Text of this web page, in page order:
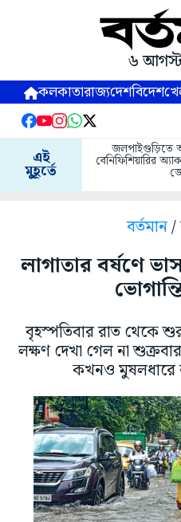
৬
কলকাতারাজ্যদেশবিদেশ
এই
মুহূর্তে
জলপাইগুড়িতে
বেনিফিশিয়ারির
বর্তমান/
লাগাতার বর্ষণে
বৃহস্পতিবার রাত থেকে
লক্ষণ দেখা গেল না
কখনও মুষলধারে